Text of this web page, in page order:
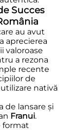
Succes
au avut
aprecierea
valoroase
a rezona
recente
de
nativă
de lansare și
Franui.
format